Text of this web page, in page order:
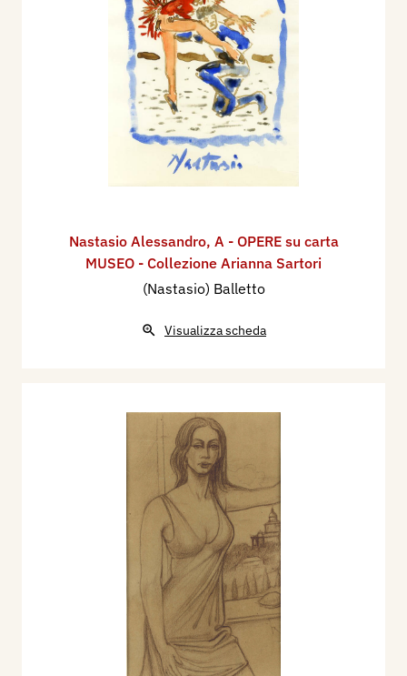
Nastasio Alessandro, A - OPERE su carta
MUSEO - Collezione Arianna Sartori
(Nastasio) Balletto
Visualizza scheda